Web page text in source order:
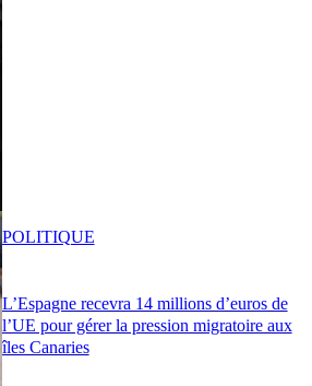
L’Espagne recevra 14 millions d’euros de
l’UE pour gérer la pression migratoire aux
îles Canaries
POLITIQUE